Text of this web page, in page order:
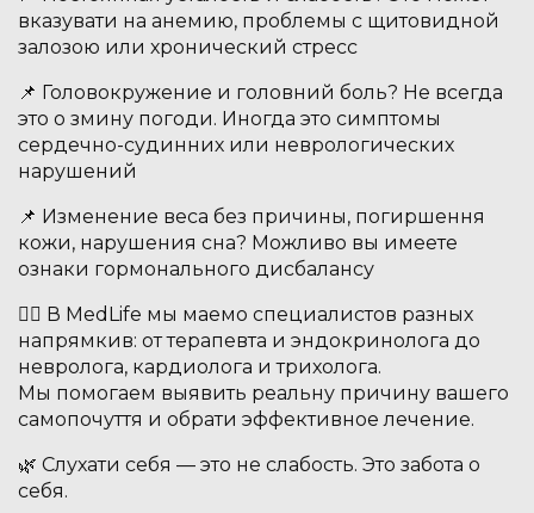
вказувати на анемию, проблемы с щитовидной
залозою или хронический стресс
📌 Головокружение и головний боль? Не всегда
это о змину погоди. Иногда это симптомы
сердечно-судинних или неврологических
нарушений
📌 Изменение веса без причины, погиршення
кожи, нарушения сна? Можливо вы имеете
ознаки гормонального дисбалансу
👩‍⚕️ В MedLife мы маемо специалистов разных
напрямкив: от терапевта и эндокринолога до
невролога, кардиолога и трихолога.
Мы помогаем выявить реальну причину вашего
самопочуття и обрати эффективное лечение.
🌿 Слухати себя — это не слабость. Это забота о
себя.